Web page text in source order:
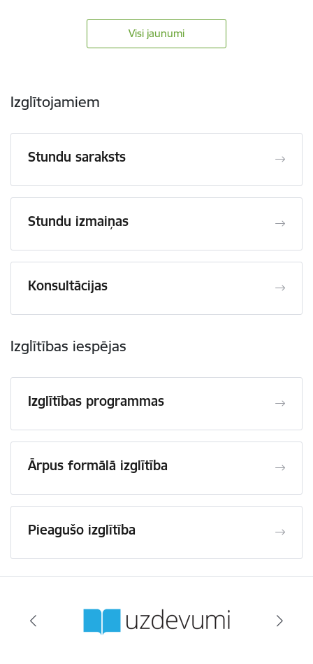
Visi jaunumi
Izglītojamiem
Stundu saraksts
Stundu izmaiņas
Konsultācijas
Izglītības iespējas
Izglītības programmas
Ārpus formālā izglītība
Pieagušo izglītība